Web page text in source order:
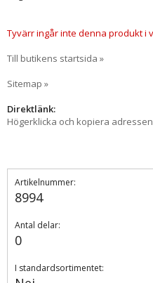
Tyvärr ingår inte denna produkt i
Till butikens startsida »
Sitemap »
Direktlänk:
Högerklicka och kopiera adressen
Artikelnummer:
8994
Antal delar:
0
I standardsortimentet: